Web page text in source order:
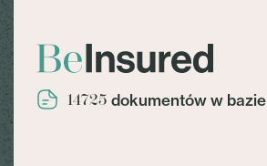
14725 dokumentów w bazie